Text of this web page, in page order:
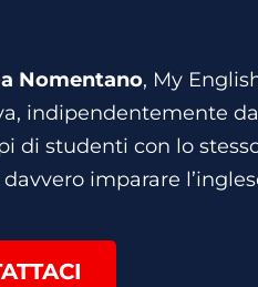
Nomentano, My
indipendentemente
di studenti con lo
imparare